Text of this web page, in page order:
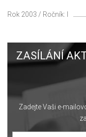
Rok 2003 / Ročník: I
ZASÍLÁNÍ
Zadejte Vaši e-